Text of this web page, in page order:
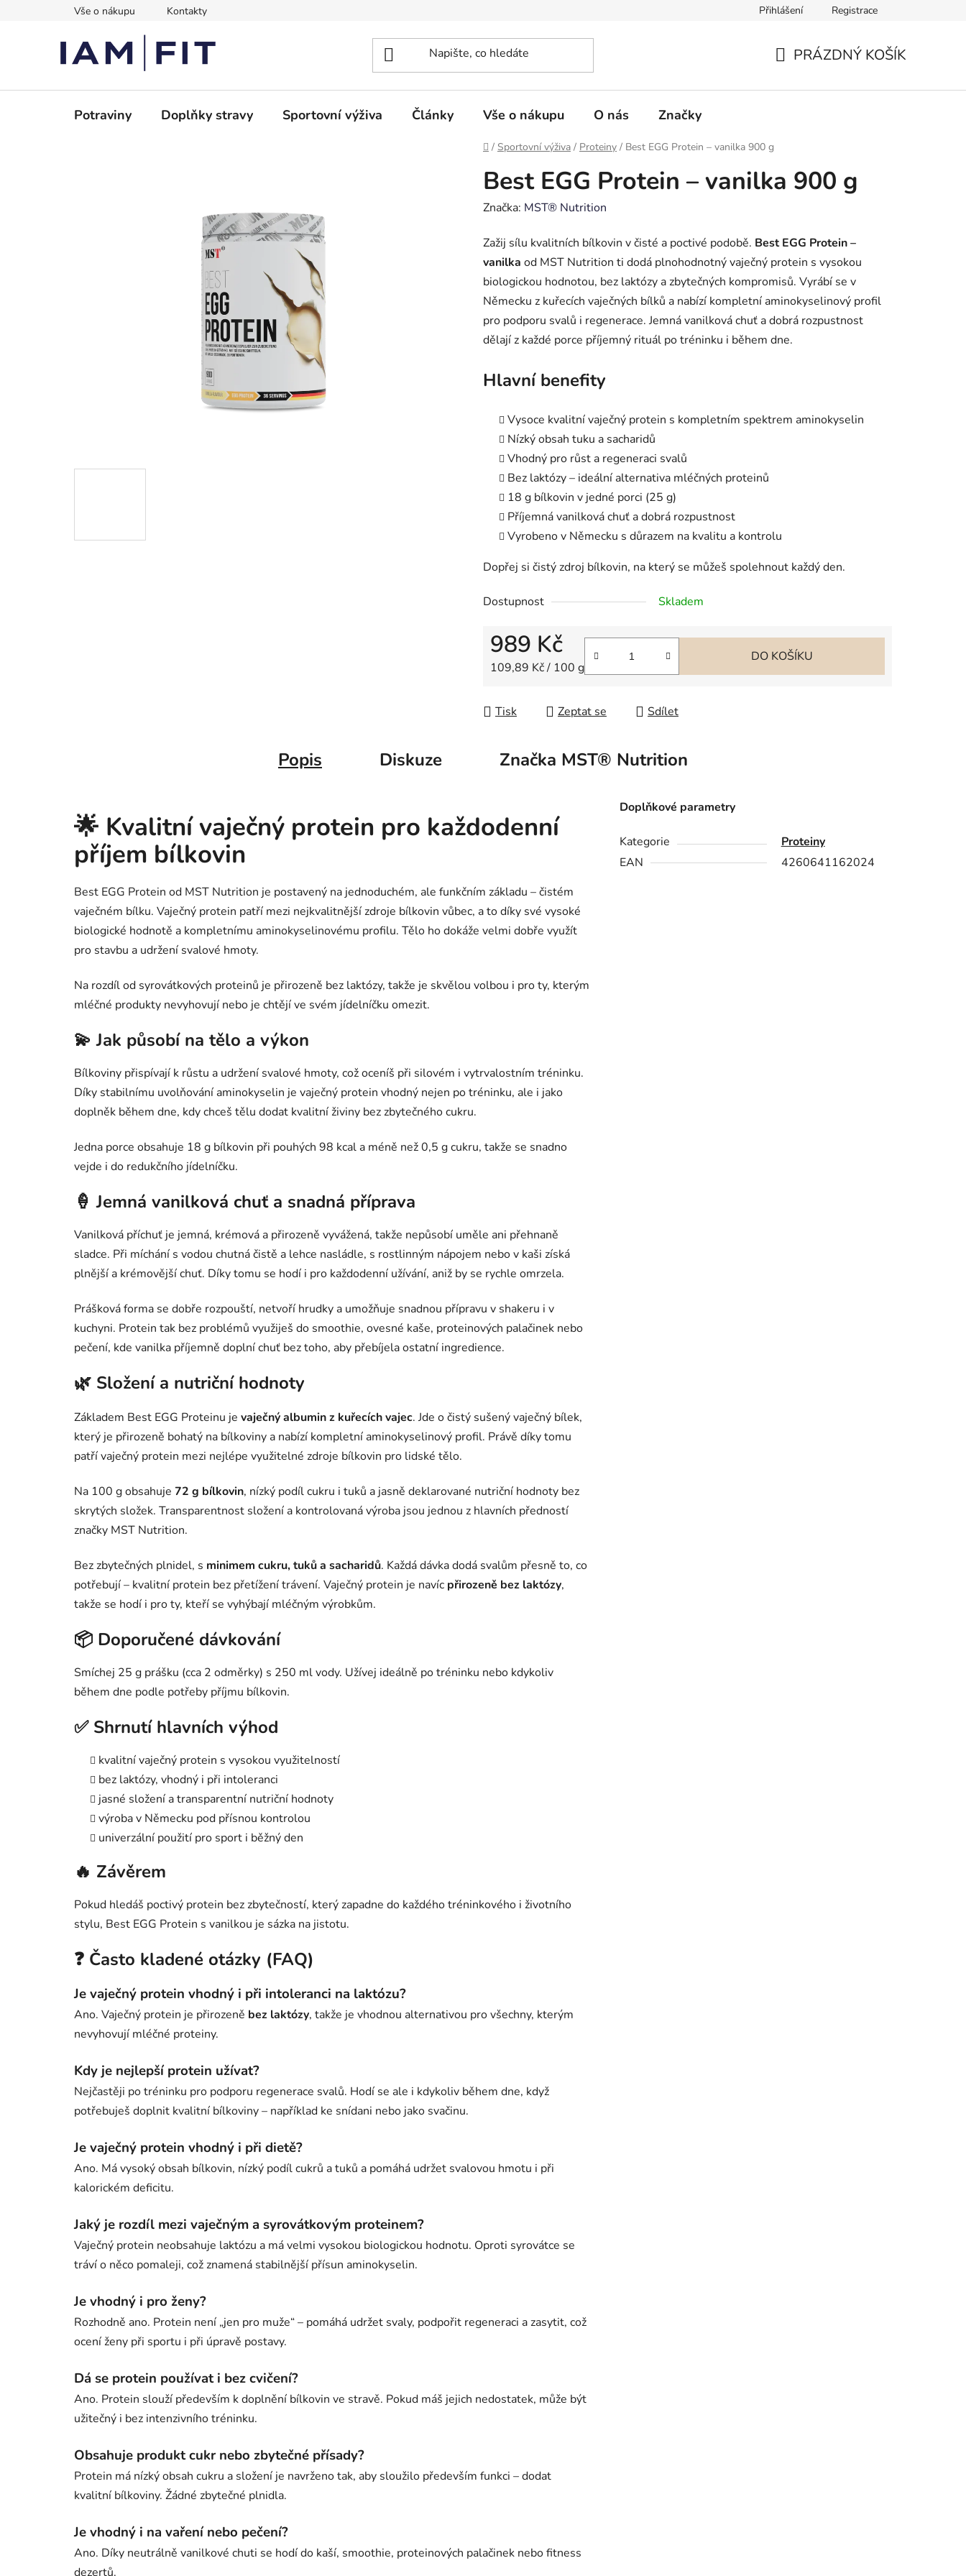
Vše o nákupu Kontakty Přihlášení Registrace
PRÁZDNÝ KOŠÍK
Potraviny Doplňky stravy Sportovní výživa Články Vše o nákupu O nás Značky
Domů
/ Sportovní výživa / Proteiny / Best EGG Protein – vanilka 900 g
Best EGG Protein – vanilka 900 g
Značka: MST® Nutrition
Zažij sílu kvalitních bílkovin v čisté a poctivé podobě. Best EGG Protein –
vanilka od MST Nutrition ti dodá plnohodnotný vaječný protein s vysokou
biologickou hodnotou, bez laktózy a zbytečných kompromisů. Vyrábí se v
Německu z kuřecích vaječných bílků a nabízí kompletní aminokyselinový profil
pro podporu svalů i regenerace. Jemná vanilková chuť a dobrá rozpustnost
dělají z každé porce příjemný rituál po tréninku i během dne.
Hlavní benefity
Vysoce kvalitní vaječný protein s kompletním spektrem aminokyselin
Nízký obsah tuku a sacharidů
Vhodný pro růst a regeneraci svalů
Bez laktózy – ideální alternativa mléčných proteinů
18 g bílkovin v jedné porci (25 g)
Příjemná vanilková chuť a dobrá rozpustnost
Vyrobeno v Německu s důrazem na kvalitu a kontrolu
Dopřej si čistý zdroj bílkovin, na který se můžeš spolehnout každý den.
Dostupnost Skladem
989 Kč
Měrná cena:
109,89 Kč / 100 g
DO KOŠÍKU
Tisk Zeptat se Sdílet
Popis Diskuze Značka MST® Nutrition
🌟 Kvalitní vaječný protein pro každodenní
příjem bílkovin
Best EGG Protein od MST Nutrition je postavený na jednoduchém, ale funkčním základu – čistém
vaječném bílku. Vaječný protein patří mezi nejkvalitnější zdroje bílkovin vůbec, a to díky své vysoké
biologické hodnotě a kompletnímu aminokyselinovému profilu. Tělo ho dokáže velmi dobře využít
pro stavbu a udržení svalové hmoty.
Na rozdíl od syrovátkových proteinů je přirozeně bez laktózy, takže je skvělou volbou i pro ty, kterým
mléčné produkty nevyhovují nebo je chtějí ve svém jídelníčku omezit.
💫 Jak působí na tělo a výkon
Bílkoviny přispívají k růstu a udržení svalové hmoty, což oceníš při silovém i vytrvalostním tréninku.
Díky stabilnímu uvolňování aminokyselin je vaječný protein vhodný nejen po tréninku, ale i jako
doplněk během dne, kdy chceš tělu dodat kvalitní živiny bez zbytečného cukru.
Jedna porce obsahuje 18 g bílkovin při pouhých 98 kcal a méně než 0,5 g cukru, takže se snadno
vejde i do redukčního jídelníčku.
🍦 Jemná vanilková chuť a snadná příprava
Vanilková příchuť je jemná, krémová a přirozeně vyvážená, takže nepůsobí uměle ani přehnaně
sladce. Při míchání s vodou chutná čistě a lehce nasládle, s rostlinným nápojem nebo v kaši získá
plnější a krémovější chuť. Díky tomu se hodí i pro každodenní užívání, aniž by se rychle omrzela.
Prášková forma se dobře rozpouští, netvoří hrudky a umožňuje snadnou přípravu v shakeru i v
kuchyni. Protein tak bez problémů využiješ do smoothie, ovesné kaše, proteinových palačinek nebo
pečení, kde vanilka příjemně doplní chuť bez toho, aby přebíjela ostatní ingredience.
🌿 Složení a nutriční hodnoty
Základem Best EGG Proteinu je vaječný albumin z kuřecích vajec. Jde o čistý sušený vaječný bílek,
který je přirozeně bohatý na bílkoviny a nabízí kompletní aminokyselinový profil. Právě díky tomu
patří vaječný protein mezi nejlépe využitelné zdroje bílkovin pro lidské tělo.
Na 100 g obsahuje 72 g bílkovin, nízký podíl cukru i tuků a jasně deklarované nutriční hodnoty bez
skrytých složek. Transparentnost složení a kontrolovaná výroba jsou jednou z hlavních předností
značky MST Nutrition.
Bez zbytečných plnidel, s minimem cukru, tuků a sacharidů. Každá dávka dodá svalům přesně to, co
potřebují – kvalitní protein bez přetížení trávení. Vaječný protein je navíc přirozeně bez laktózy,
takže se hodí i pro ty, kteří se vyhýbají mléčným výrobkům.
📦 Doporučené dávkování
Smíchej 25 g prášku (cca 2 odměrky) s 250 ml vody. Užívej ideálně po tréninku nebo kdykoliv
během dne podle potřeby příjmu bílkovin.
✅ Shrnutí hlavních výhod
kvalitní vaječný protein s vysokou využitelností
bez laktózy, vhodný i při intoleranci
jasné složení a transparentní nutriční hodnoty
výroba v Německu pod přísnou kontrolou
univerzální použití pro sport i běžný den
🔥 Závěrem
Pokud hledáš poctivý protein bez zbytečností, který zapadne do každého tréninkového i životního
stylu, Best EGG Protein s vanilkou je sázka na jistotu.
❓ Často kladené otázky (FAQ)
Je vaječný protein vhodný i při intoleranci na laktózu?
Ano. Vaječný protein je přirozeně bez laktózy, takže je vhodnou alternativou pro všechny, kterým
nevyhovují mléčné proteiny.
Kdy je nejlepší protein užívat?
Nejčastěji po tréninku pro podporu regenerace svalů. Hodí se ale i kdykoliv během dne, když
potřebuješ doplnit kvalitní bílkoviny – například ke snídani nebo jako svačinu.
Je vaječný protein vhodný i při dietě?
Ano. Má vysoký obsah bílkovin, nízký podíl cukrů a tuků a pomáhá udržet svalovou hmotu i při
kalorickém deficitu.
Jaký je rozdíl mezi vaječným a syrovátkovým proteinem?
Vaječný protein neobsahuje laktózu a má velmi vysokou biologickou hodnotu. Oproti syrovátce se
tráví o něco pomaleji, což znamená stabilnější přísun aminokyselin.
Je vhodný i pro ženy?
Rozhodně ano. Protein není „jen pro muže“ – pomáhá udržet svaly, podpořit regeneraci a zasytit, což
ocení ženy při sportu i při úpravě postavy.
Dá se protein používat i bez cvičení?
Ano. Protein slouží především k doplnění bílkovin ve stravě. Pokud máš jejich nedostatek, může být
užitečný i bez intenzivního tréninku.
Obsahuje produkt cukr nebo zbytečné přísady?
Protein má nízký obsah cukru a složení je navrženo tak, aby sloužilo především funkci – dodat
kvalitní bílkoviny. Žádné zbytečné plnidla.
Je vhodný i na vaření nebo pečení?
Ano. Díky neutrálně vanilkové chuti se hodí do kaší, smoothie, proteinových palačinek nebo fitness
dezertů.
Doplňkové parametry
Kategorie
Proteiny
EAN
4260641162024